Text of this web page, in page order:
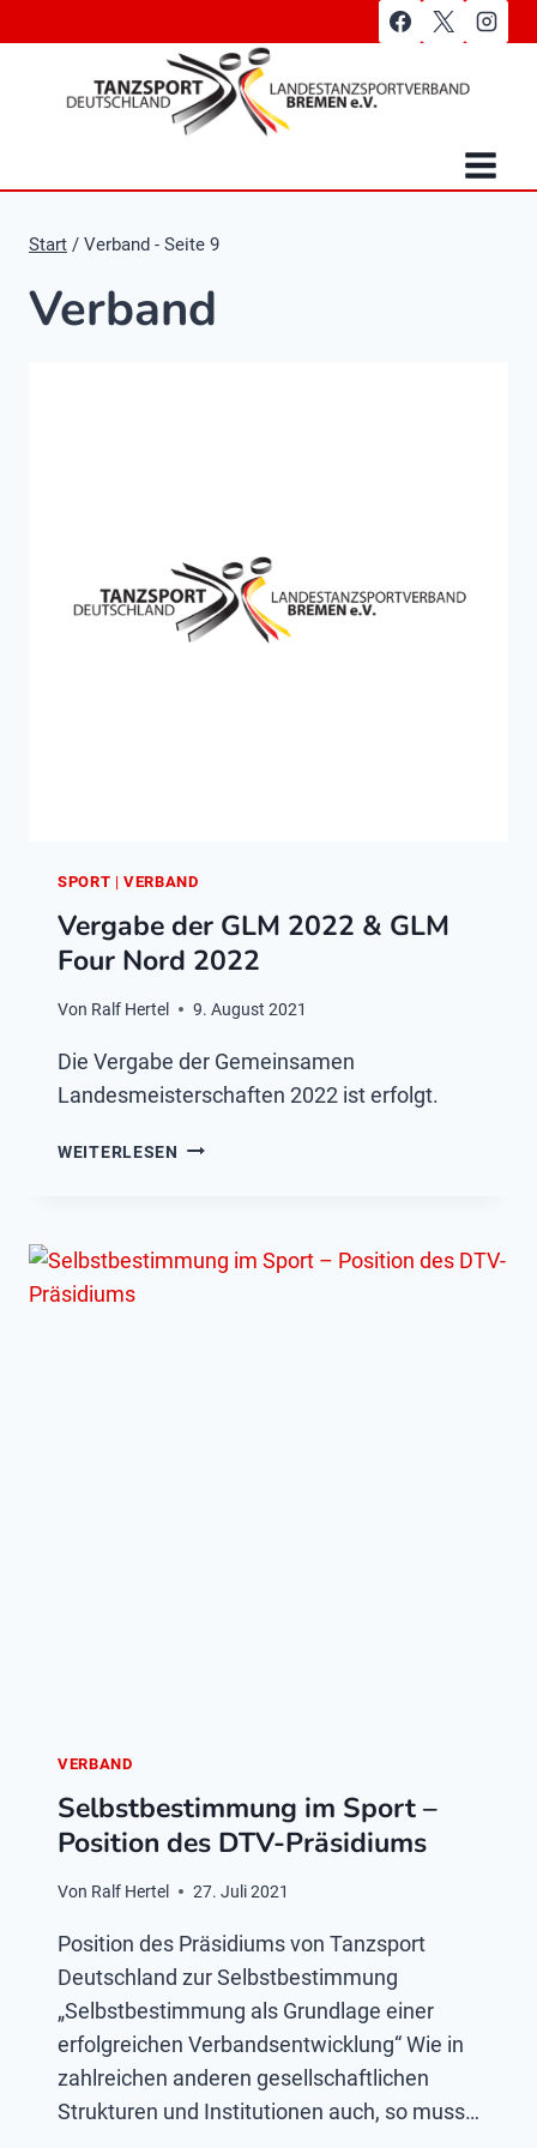
Inhalt
Start / Verband - Seite 9
Verband
SPORT |VERBAND
Vergabe der GLM 2022 & GLM
Four Nord 2022
Von Ralf Hertel 9. August 2021
Die Vergabe der Gemeinsamen
Landesmeisterschaften 2022 ist erfolgt.
WEITERLESEN VERGABE
&
VERBAND
Selbstbestimmung im Sport –
Position des DTV-Präsidiums
Von Ralf Hertel 27. Juli 2021
Position des Präsidiums von Tanzsport
Deutschland zur Selbstbestimmung
„Selbstbestimmung als Grundlage einer
erfolgreichen Verbandsentwicklung“ Wie in
zahlreichen anderen gesellschaftlichen
Strukturen und Institutionen auch, so muss…